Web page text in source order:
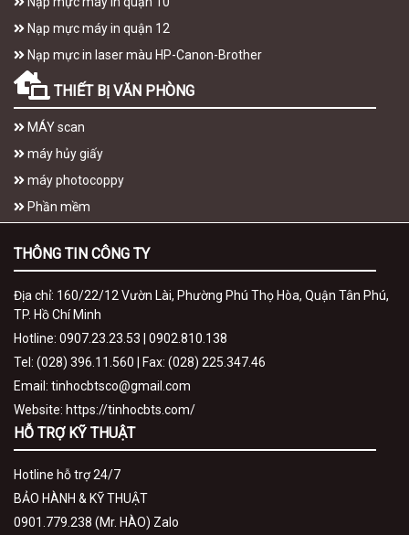
Nạp mực máy in quận 12
Nạp mực in laser màu HP-Canon-Brother
THIẾT BỊ VĂN PHÒNG
MÁY scan
máy hủy giấy
máy photocoppy
Phần mềm
THÔNG TIN CÔNG TY
Địa chỉ: 160/22/12 Vườn Lài, Phường Phú Thọ Hòa, Quận Tân Phú,
TP. Hồ Chí Minh
Hotline: 0907.23.23.53 | 0902.810.138
Tel: (028) 396.11.560 | Fax: (028) 225.347.46
Email: tinhocbtsco@gmail.com
Website: https://tinhocbts.com/
HỖ TRỢ KỸ THUẬT
Hotline hỗ trợ 24/7
BẢO HÀNH & KỸ THUẬT
0901.779.238 (Mr. HÀO) Zalo